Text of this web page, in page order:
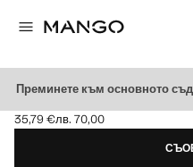
Преминете към основното
РИЗА ОТ РАЗТЕГЛИВ
Текуща цена [35,79 € лв. 70,00]
35,79 €лв. 70,00
Изберете цвят